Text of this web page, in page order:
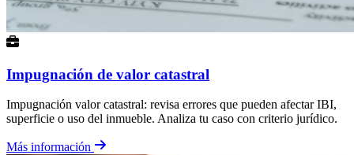
Impugnación de valor catastral
Impugnación valor catastral: revisa errores que pueden afectar IBI,
superficie o uso del inmueble. Analiza tu caso con criterio jurídico.
Más información